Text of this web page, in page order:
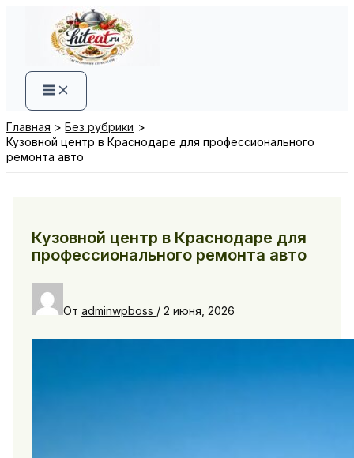
содержимому
Главная
Без рубрики
Кузовной центр в Краснодаре для профессионального
ремонта авто
Кузовной центр в Краснодаре для
профессионального ремонта авто
От adminwpboss / 2 июня, 2026